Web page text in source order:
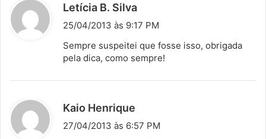
Letícia B. Silva
i
s
25/04/2013 às 9:17 PM
Sempre suspeitei que fosse isso, obrigada
pela dica, como sempre!
Kaio Henrique
i
27/04/2013 às 6:57 PM